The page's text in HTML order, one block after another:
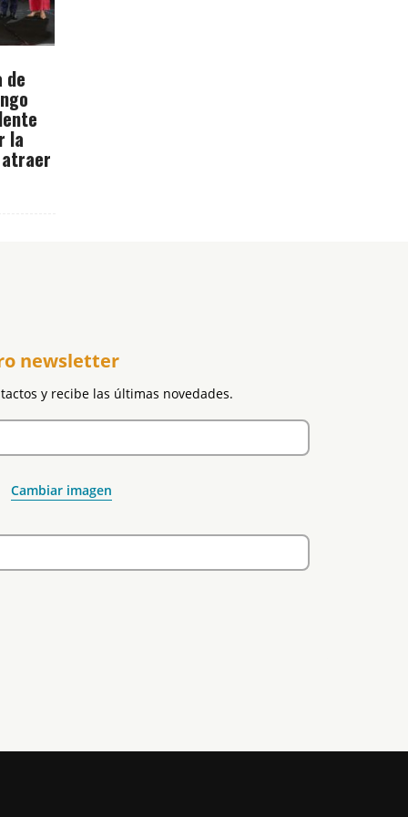
de
la
newsletter
y recibe las últimas novedades.
Cambiar imagen